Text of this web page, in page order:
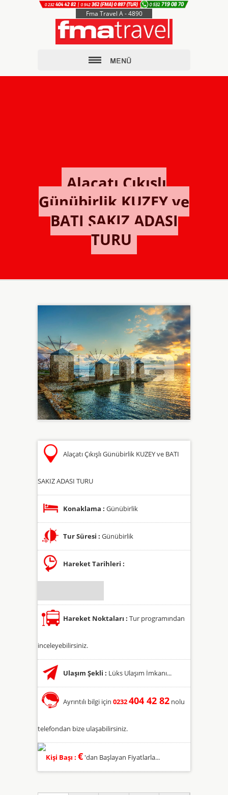
Fma Travel A - 4890
Alaçatı Çıkışlı
Günübirlik KUZEY ve
BATI SAKIZ ADASI
TURU
Alaçatı Çıkışlı Günübirlik KUZEY ve BATI
SAKIZ ADASI TURU
Konaklama : Günübirlik
Tur Süresi : Günübirlik
Hareket Tarihleri :
Hareket Noktaları : Tur programından
inceleyebilirsiniz.
Ulaşım Şekli : Lüks Ulaşım İmkanı...
Ayrıntılı bilgi için 0232404 42 82 nolu
telefondan bize ulaşabilirsiniz.
Kişi Başı : €'dan Başlayan Fiyatlarla...